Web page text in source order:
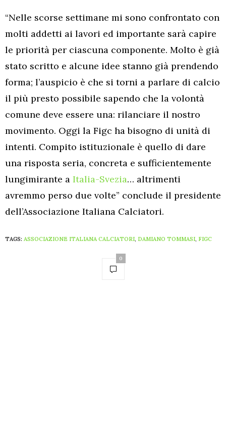
“Nelle scorse settimane mi sono confrontato con
molti addetti ai lavori ed importante sarà capire
le priorità per ciascuna componente. Molto è già
stato scritto e alcune idee stanno già prendendo
forma; l’auspicio è che si torni a parlare di calcio
il più presto possibile sapendo che la volontà
comune deve essere una: rilanciare il nostro
movimento. Oggi la Figc ha bisogno di unità di
intenti. Compito istituzionale è quello di dare
una risposta seria, concreta e sufficientemente
lungimirante a Italia-Svezia… altrimenti
avremmo perso due volte” conclude il presidente
dell’Associazione Italiana Calciatori.
TAGS: ASSOCIAZIONE ITALIANA CALCIATORI, DAMIANO TOMMASI, FIGC
0